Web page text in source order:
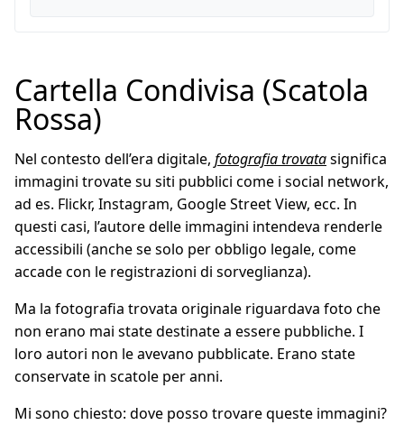
Cartella Condivisa (Scatola
Rossa)
Nel contesto dell’era digitale, fotografia trovatasignifica
immagini trovate su siti pubblici come i social network,
ad es. Flickr, Instagram, Google Street View, ecc. In
questi casi, l’autore delle immagini intendeva renderle
accessibili (anche se solo per obbligo legale, come
accade con le registrazioni di sorveglianza).
Ma la fotografia trovata originale riguardava foto che
non erano mai state destinate a essere pubbliche. I
loro autori non le avevano pubblicate. Erano state
conservate in scatole per anni.
Mi sono chiesto: dove posso trovare queste immagini?